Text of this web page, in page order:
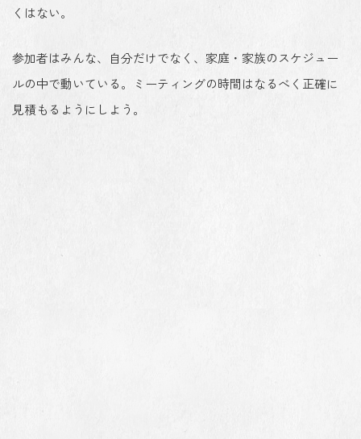
くはない。
参加者はみんな、自分だけでなく、家庭・家族のスケジュー
ルの中で動いている。ミーティングの時間はなるべく正確に
見積もるようにしよう。